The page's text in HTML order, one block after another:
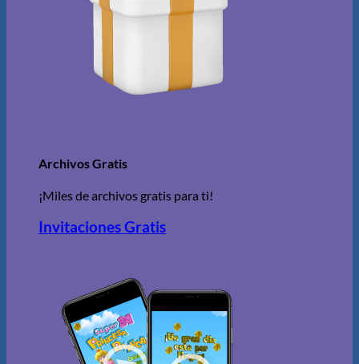
Archivos Gratis
¡Miles de archivos gratis para ti!
Invitaciones Gratis